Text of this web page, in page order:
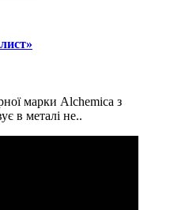
марки Alchemica з
в металі не..